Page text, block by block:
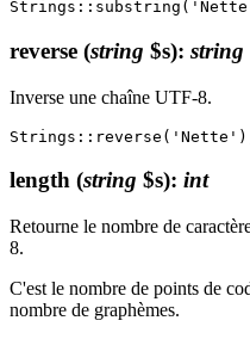
reverse (string $s): string
Inverse une chaîne UTF-8.
length (string $s): int
Retourne le nombre de
8.
C'est le nombre de points de
nombre de graphèmes.